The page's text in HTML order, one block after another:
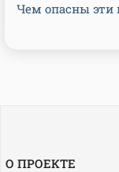
Чем опасны эти
О ПРОЕКТЕ